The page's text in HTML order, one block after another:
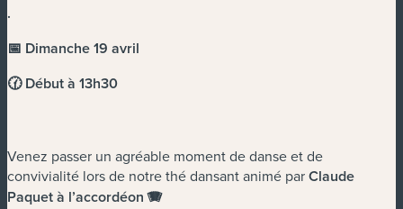
.
📅 Dimanche 19 avril
🕜 Début à 13h30
Venez passer un agréable moment de danse et de
convivialité lors de notre thé dansant animé parClaude
Paquet à l’accordéon 🪗